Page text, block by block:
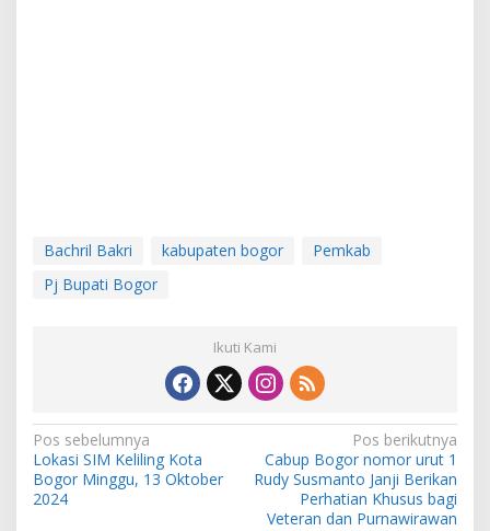
Bachril Bakri kabupaten bogor
Pemkab
Pj Bupati Bogor
Ikuti Kami
Navigasi
pos
Pos sebelumnya
Lokasi SIM Keliling Kota
Bogor Minggu, 13 Oktober
2024
Pos berikutnya
Cabup Bogor nomor urut 1
Rudy Susmanto Janji Berikan
Perhatian Khusus bagi
Veteran dan Purnawirawan